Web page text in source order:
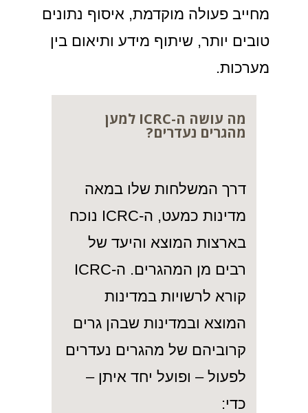
מחייב פעולה מוקדמת, איסוף נתונים
טובים יותר, שיתוף מידע ותיאום בין
מערכות.
מה עושה ה-ICRC למען
מהגרים נעדרים?
דרך המשלחות שלו במאה
מדינות כמעט, ה-ICRC נוכח
בארצות המוצא והיעד של
רבים מן המהגרים. ה-ICRC
קורא לרשויות במדינות
המוצא ובמדינות שבהן גרים
קרוביהם של מהגרים נעדרים
לפעול – ופועל יחד איתן –
כדי: